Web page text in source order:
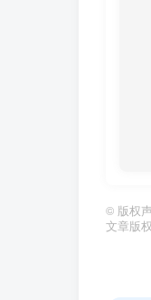
© 版权
文章版